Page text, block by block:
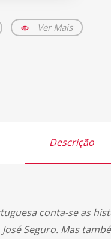
Ver Mais
Descrição
conta-se as
Seguro. Mas